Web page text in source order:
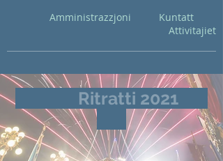
Amministrazzjoni
Kuntatt
Attivitajiet
Ritratti 2021